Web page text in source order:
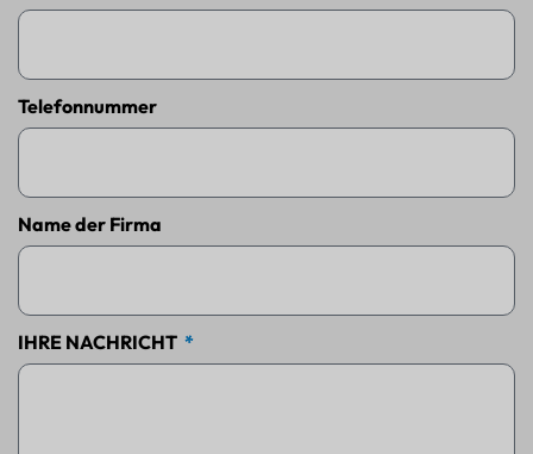
Telefonnummer
Name der Firma
IHRE NACHRICHT